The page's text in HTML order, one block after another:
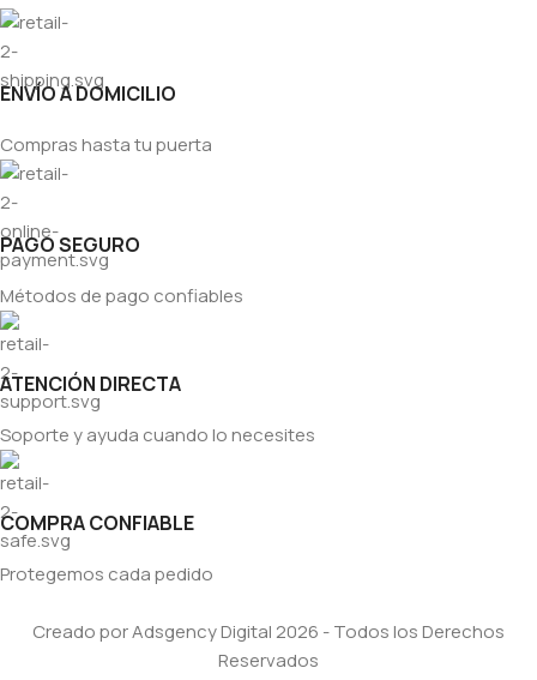
ENVÍO A DOMICILIO
Compras hasta tu puerta
PAGO SEGURO
Métodos de pago confiables
ATENCIÓN DIRECTA
Soporte y ayuda cuando lo necesites
COMPRA CONFIABLE
Protegemos cada pedido
Creado por Adsgency Digital 2026 - Todos los Derechos
Reservados